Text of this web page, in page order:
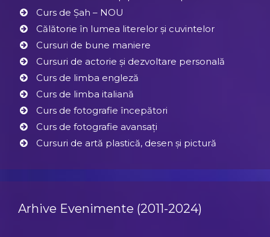
Curs de Șah – NOU
Călătorie în lumea literelor și cuvintelor
Cursuri de bune maniere
Cursuri de actorie și dezvoltare personală
Curs de limba engleză
Curs de limba italiană
Curs de fotografie începători
Curs de fotografie avansați
Cursuri de artă plastică, desen și pictură
Arhive Evenimente (2011-2024)